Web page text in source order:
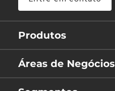
Produtos
Áreas de Negócios